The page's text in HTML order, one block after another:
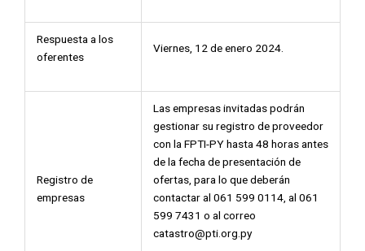
Respuesta a los
oferentes
Viernes, 12 de enero 2024.
Registro de
empresas
Las empresas invitadas podrán
gestionar su registro de proveedor
con la FPTI-PY hasta 48 horas antes
de la fecha de presentación de
ofertas, para lo que deberán
contactar al 061 599 0114, al 061
599 7431 o al correo
catastro@pti.org.py